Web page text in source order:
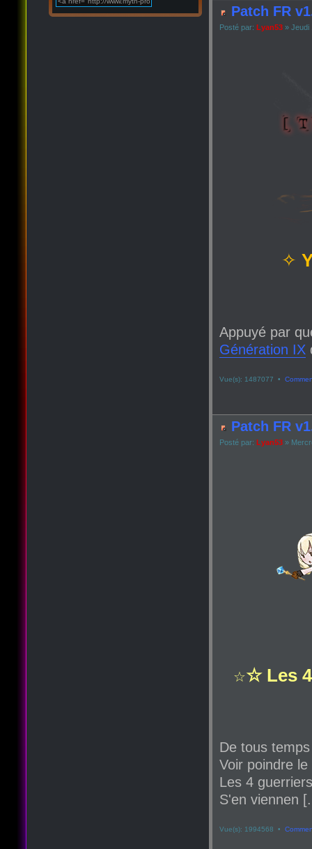
Patch FR
Posté par: Lyan53 » Jeudi
✧
Appuyé par
Génération IX
Vue(s): 1487077 •
Patch FR
Posté par: Lyan53 »
☆☆ Les
De tous
Voir poindre
Les 4
S'en viennen
Vue(s): 1994568 •